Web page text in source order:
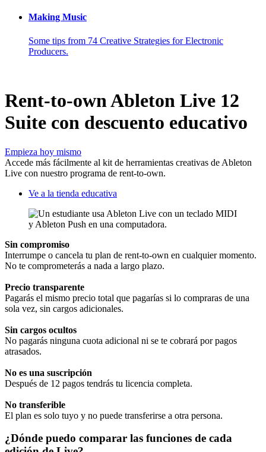
Making Music
Some tips from 74 Creative Strategies for Electronic
Producers.
Rent-to-own Ableton Live 12
Suite con descuento educativo
Empieza hoy mismo
Accede más fácilmente al kit de herramientas creativas de Ableton
Live con nuestro programa de rent-to-own.
Ve a la tienda educativa
Sin compromiso
Interrumpe o cancela tu plan de rent-to-own en cualquier momento.
No te comprometerás a nada a largo plazo.
Precio transparente
Pagarás el mismo precio total que pagarías si lo compraras de una
sola vez, sin cargos adicionales.
Sin cargos ocultos
No pagarás ninguna cuota adicional ni se te cobrará por pagos
atrasados.
No es una suscripción
Después de 12 pagos tendrás tu licencia completa.
No transferible
El plan es solo tuyo y no puede transferirse a otra persona.
¿Dónde puedo comparar las funciones de cada